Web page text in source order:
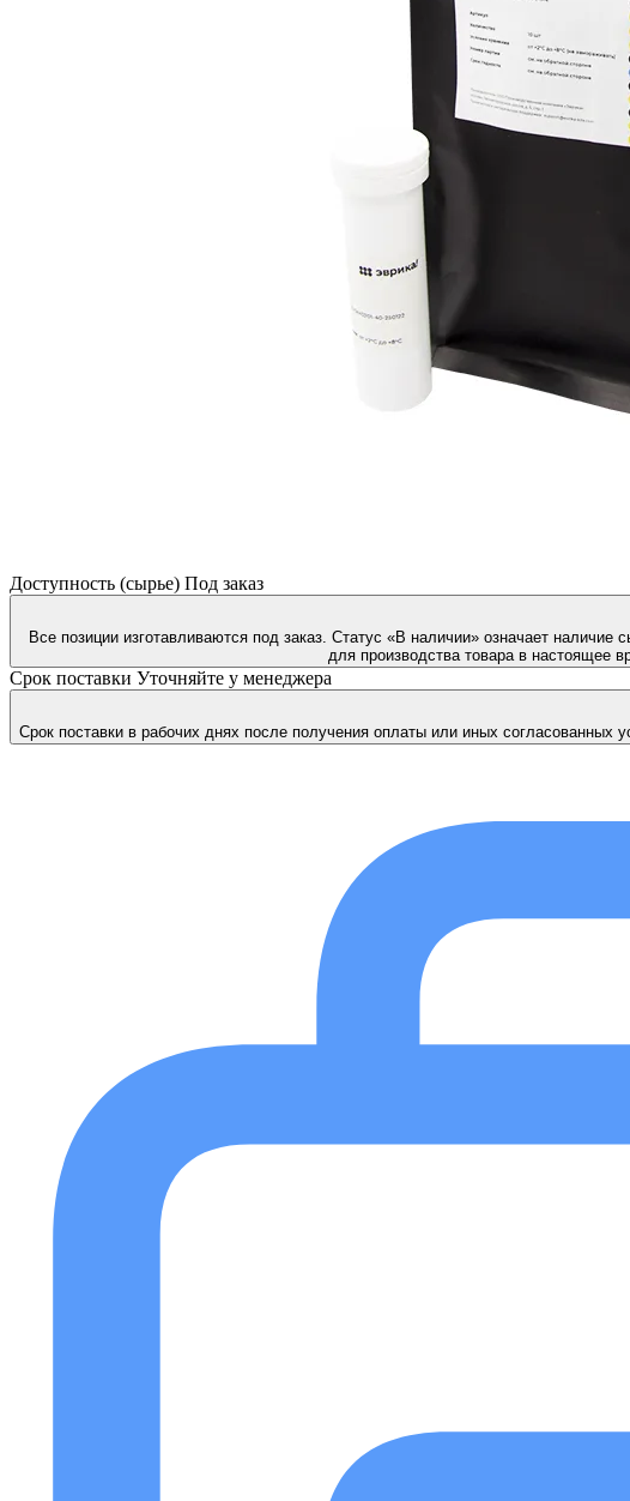
Доступность (сырье) Под заказ
Все позиции изготавливаются под заказ. Статус «В наличии» означает наличие
для производства товара в настоящее
Срок поставки Уточняйте у менеджера
Срок поставки в рабочих днях после получения оплаты или иных согласованных